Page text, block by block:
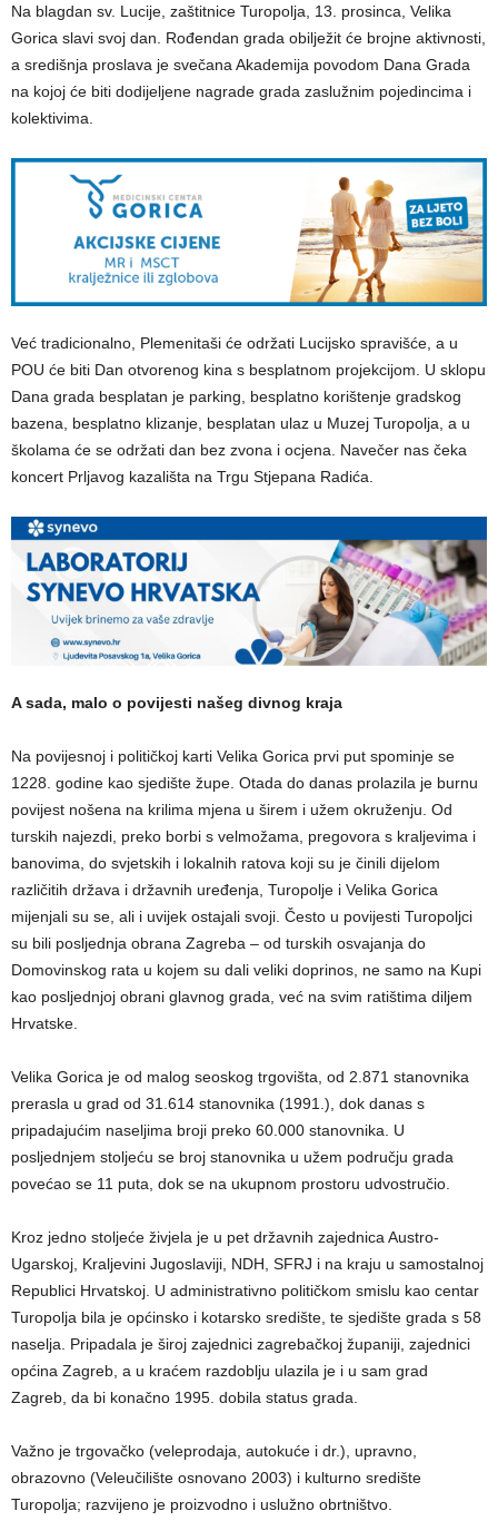
Na blagdan sv. Lucije, zaštitnice Turopolja, 13. prosinca, Velika
Gorica slavi svoj dan. Rođendan grada obilježit će brojne aktivnosti,
a središnja proslava je svečana Akademija povodom Dana Grada
na kojoj će biti dodijeljene nagrade grada zaslužnim pojedincima i
kolektivima.
Već tradicionalno, Plemenitaši će održati Lucijsko spravišće, a u
POU će biti Dan otvorenog kina s besplatnom projekcijom. U sklopu
Dana grada besplatan je parking, besplatno korištenje gradskog
bazena, besplatno klizanje, besplatan ulaz u Muzej Turopolja, a u
školama će se održati dan bez zvona i ocjena. Navečer nas čeka
koncert Prljavog kazališta na Trgu Stjepana Radića.
A sada, malo o povijesti našeg divnog kraja
Na povijesnoj i političkoj karti Velika Gorica prvi put spominje se
1228. godine kao sjedište župe. Otada do danas prolazila je burnu
povijest nošena na krilima mjena u širem i užem okruženju. Od
turskih najezdi, preko borbi s velmožama, pregovora s kraljevima i
banovima, do svjetskih i lokalnih ratova koji su je činili dijelom
različitih država i državnih uređenja, Turopolje i Velika Gorica
mijenjali su se, ali i uvijek ostajali svoji. Često u povijesti Turopoljci
su bili posljednja obrana Zagreba – od turskih osvajanja do
Domovinskog rata u kojem su dali veliki doprinos, ne samo na Kupi
kao posljednjoj obrani glavnog grada, već na svim ratištima diljem
Hrvatske.
Velika Gorica je od malog seoskog trgovišta, od 2.871 stanovnika
prerasla u grad od 31.614 stanovnika (1991.), dok danas s
pripadajućim naseljima broji preko 60.000 stanovnika. U
posljednjem stoljeću se broj stanovnika u užem području grada
povećao se 11 puta, dok se na ukupnom prostoru udvostručio.
Kroz jedno stoljeće živjela je u pet državnih zajednica Austro-
Ugarskoj, Kraljevini Jugoslaviji, NDH, SFRJ i na kraju u samostalnoj
Republici Hrvatskoj. U administrativno političkom smislu kao centar
Turopolja bila je općinsko i kotarsko središte, te sjedište grada s 58
naselja. Pripadala je široj zajednici zagrebačkoj županiji, zajednici
općina Zagreb, a u kraćem razdoblju ulazila je i u sam grad
Zagreb, da bi konačno 1995. dobila status grada.
Važno je trgovačko (veleprodaja, autokuće i dr.), upravno,
obrazovno (Veleučilište osnovano 2003) i kulturno središte
Turopolja; razvijeno je proizvodno i uslužno obrtništvo.